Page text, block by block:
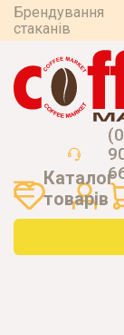
Брендування
стаканів
Каталог
товарiв